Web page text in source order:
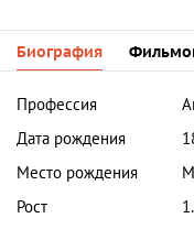
Биография
Профессия
Дата рождения
Место рождения
Рост